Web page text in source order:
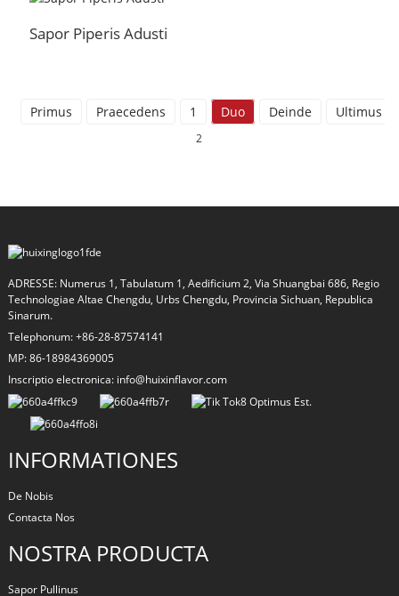
Sapor Piperis Adusti
Primus Praecedens 1 Duo Deinde Ultimus
2
ADRESSE: Numerus 1, Tabulatum 1, Aedificium 2, Via Shuangbai 686, Regio
Technologiae Altae Chengdu, Urbs Chengdu, Provincia Sichuan, Republica
Sinarum.
Telephonum: +86-28-87574141
MP: 86-18984369005
Inscriptio electronica: info@huixinflavor.com
INFORMATIONES
De Nobis
Contacta Nos
NOSTRA PRODUCTA
Sapor Pullinus